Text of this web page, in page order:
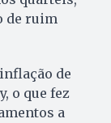
de ruim
de
o que fez
a